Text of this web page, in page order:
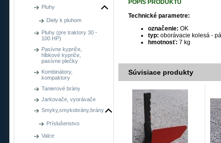
Pluhy
Diely k pluhom
Pluhy (pre traktory 30 -
100 HP)
Pasívne kypriče,
hĺbkové kypriče,
pasívne plečky
Kombinátory,
kompaktory
Tanierové brány
Jarkovače, vyorávače
Smyky,smykobrány,brány
Príslušenstvo
Valce
POPIS PRODUKTU
Technické parametre:
označenie: OK
typ: oborávacie kolesá -
hmotnosť: 7 kg
Súvisiace produkty